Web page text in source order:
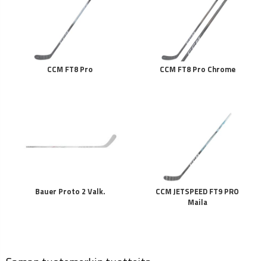
CCM FT8 Pro CCM FT8 Pro Chrome
Bauer Proto 2 Valk.
CCM JETSPEED FT9 PRO
Maila